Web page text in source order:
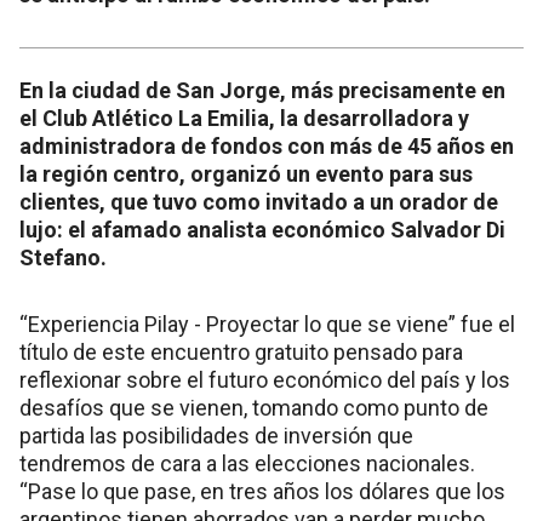
En la ciudad de San Jorge, más precisamente en
el Club Atlético La Emilia, la desarrolladora y
administradora de fondos con más de 45 años en
la región centro, organizó un evento para sus
clientes, que tuvo como invitado a un orador de
lujo: el afamado analista económico Salvador Di
Stefano.
“Experiencia Pilay - Proyectar lo que se viene” fue el
título de este encuentro gratuito pensado para
reflexionar sobre el futuro económico del país y los
desafíos que se vienen, tomando como punto de
partida las posibilidades de inversión que
tendremos de cara a las elecciones nacionales.
“Pase lo que pase, en tres años los dólares que los